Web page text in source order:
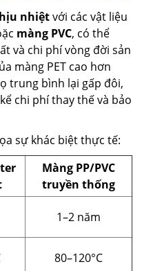
nhiệtvới các vật liệu
màng PVC, có thể
và chi phí vòng đời sản
màng PET cao hơn
trung bình lại gấp đôi,
chi phí thay thế và bảo
sự khác biệt thực tế:
Màng PP/PVC
truyền thống
1–2 năm
80–120°C